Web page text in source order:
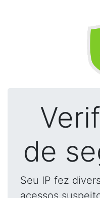
de
Seu IP fez
acessos